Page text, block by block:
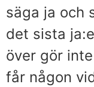
säga ja och
det sista
över gör
får någon